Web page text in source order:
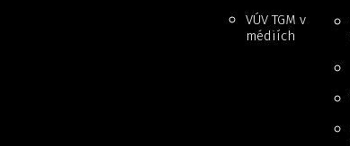
VÚV TGM v
médiích